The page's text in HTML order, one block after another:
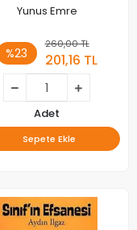
Yunus Emre
%23
260,00 TL
201,16 TL
Adet
Sepete Ekle